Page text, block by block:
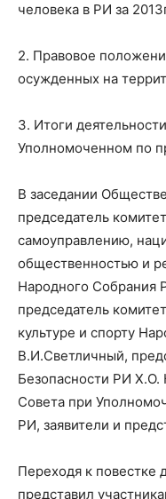
человека в РИ за
2. Правовое
осужденных на
3. Итоги
Уполномоченном по
В заседании
председатель
самоуправлению,
общественностью и
Народного
председатель
культуре и спорту
В.И.Светличный,
Безопасности РИ
Совета при
РИ, заявители и
Переходя к повестке
представил